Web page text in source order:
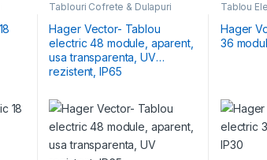
Tablouri Cofrete & Dulapuri
Hager Vector- Tablou
electric 48 module, aparent,
usa transparenta, UV
rezistent, IP65
Tablou
Hager
36